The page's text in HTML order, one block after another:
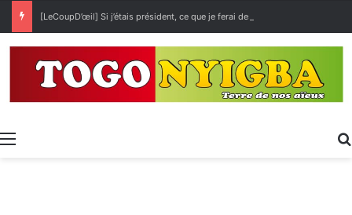
[LeCoupD’œil] Si j’étais président, ce que je ferai des « Évalas »
Menu